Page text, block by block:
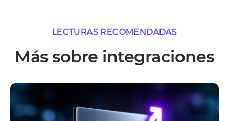
LECTURAS RECOMENDADAS
Más sobre integraciones